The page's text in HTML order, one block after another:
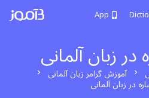
App
زبان آلمانی chevron_right آموزش گرامر زبان آلمانی chevron_right
در زبان آلمانی